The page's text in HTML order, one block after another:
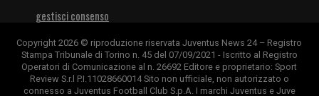
gestisci consenso
Copyright 2026 © riproduzione riservata Juventus News 24 – Registro
Stampa Tribunale di Torino n. 45 del 07/09/2021 - Iscritto al Registro
Operatori di Comunicazione al n. 26692 Editore e proprietario: Sport
Review S.r.l P.I.11028660014 Sito non ufficiale, non autorizzato o
connesso a Juventus Football Club S.p.A. I marchi Juventus e Juve